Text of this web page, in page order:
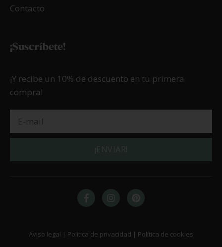
Contacto
¡Suscríbete!
¡Y recibe un 10% de descuento en tu primera
compra!
¡ENVIAR!
Aviso legal | Política de privacidad | Política de cookies